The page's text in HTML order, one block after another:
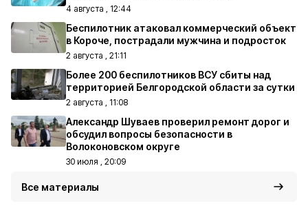
4 августа , 12:44
Беспилотник атаковал коммерческий объект
в Короче, пострадали мужчина и подросток
2 августа , 21:11
Более 200 беспилотников ВСУ сбиты над
территорией Белгородской области за сутки
2 августа , 11:08
Александр Шуваев проверил ремонт дорог и
обсудил вопросы безопасности в
Волоконовском округе
30 июля , 20:09
Все материалы